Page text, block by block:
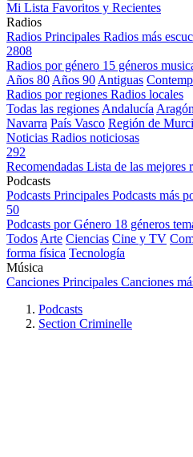
Mi Lista Favoritos y Recientes
Radios
Radios Principales Radios más
2808
Radios por género 15 géneros
Años 80 Años 90 Antiguas
Radios por regiones Radios locales
Todas las regiones Andalucía Aragón
Navarra País Vasco Región de
Noticias Radios noticiosas
292
Recomendadas Lista de las mejores
Podcasts
Podcasts Principales Podcasts más
50
Podcasts por Género 18 géneros
Todos Arte Ciencias Cine y TV
forma física Tecnología
Música
Canciones Principales Canciones
Podcasts
Section Criminelle